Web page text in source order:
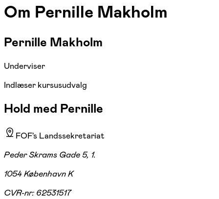
Om Pernille Makholm
Pernille Makholm
Underviser
Indlæser kursusudvalg
Hold med Pernille
FOF's Landssekretariat
Peder Skrams Gade 5, 1.
1054 København K
CVR-nr: 62531517